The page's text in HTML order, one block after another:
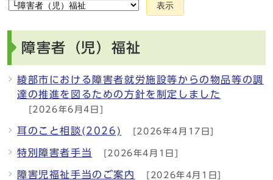
表示
障害者（児）福祉
綾部市における障害者就労施設等からの物品等の調
達の推進を図るための方針を制定しました
[2026年6月4日]
耳のこと相談(2026) [2026年4月17日]
特別障害者手当 [2026年4月1日]
障害児福祉手当のご案内 [2026年4月1日]